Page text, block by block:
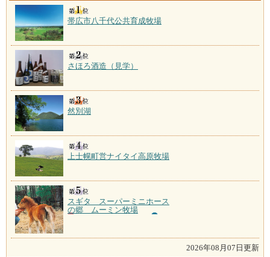
帯広市八千代公共育成牧場
さほろ酒造（見学）
然別湖
上士幌町営ナイタイ高原牧場
スギタ スーパーミニホース
の郷 ムーミン牧場
2026年08月07日更新